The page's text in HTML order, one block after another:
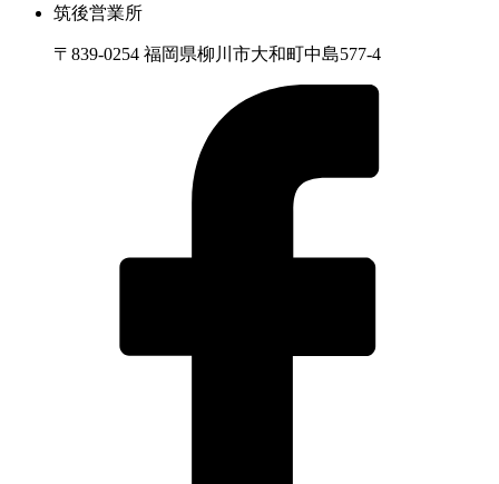
筑後営業所
〒839-0254 福岡県柳川市大和町中島577-4